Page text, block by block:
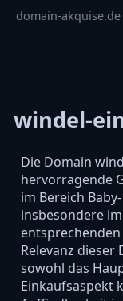
domain-akquise.de
windel-
Die Domain
hervorragende
im Bereich
insbesondere
Relevanz dieser
sowohl das
Einkaufsaspekt